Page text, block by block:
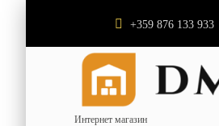
+359 876 133 933
Интернет магазин